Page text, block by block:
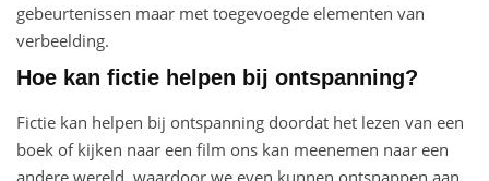
gebeurtenissen maar met toegevoegde elementen van
verbeelding.
Hoe kan fictie helpen bij ontspanning?
Fictie kan helpen bij ontspanning doordat het lezen van een
boek of kijken naar een film ons kan meenemen naar een
andere wereld, waardoor we even kunnen ontsnappen aan